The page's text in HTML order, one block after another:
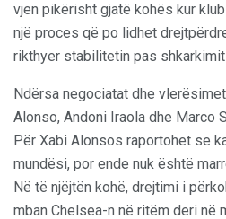
vjen pikërisht gjatë kohës kur
një proces që po lidhet
rikthyer stabilitetin pas
Ndërsa negociatat dhe
Alonso, Andoni Iraola dhe Marco
Për Xabi Alonsos raportohet se
mundësi, por ende nuk është
Në të njëjtën kohë, drejtimi i
mban Chelsea-n në ritëm deri në